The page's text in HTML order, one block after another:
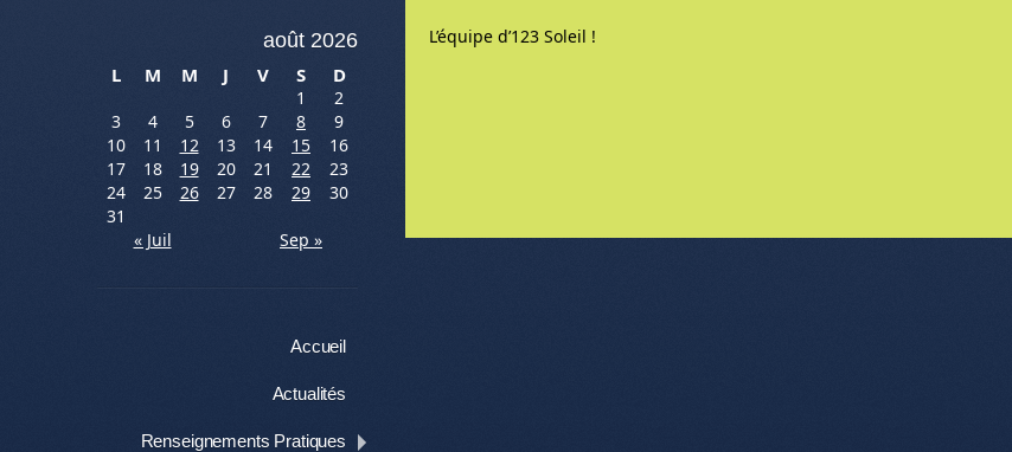
août 2026
L
M M J V S D
1
2
3
4 5 6 7 8
9
10
11 12 13 14 15
16
17
18 19 20 21 22
23
24
25 26 27 28 29
30
31
« Juil
Sep »
Accueil
Actualités
Renseignements Pratiques
L’équipe d’123 Soleil !
Menu de l'article